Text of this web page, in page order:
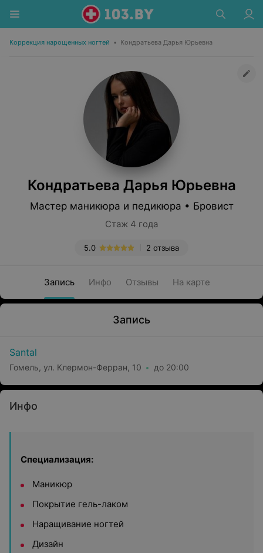
Коррекция нарощенных ногтей • Кондратьева Дарья Юрьевна
Кондратьева Дарья Юрьевна
Мастер маникюра и педикюра • Бровист
Стаж 4 года
2 отзыва
5.0
Запись Инфо Отзывы На карте
Запись
Santal
Гомель, ул. Клермон-Ферран, 10 до 20:00
Инфо
Специализация:
Маникюр
Покрытие гель-лаком
Наращивание ногтей
Дизайн